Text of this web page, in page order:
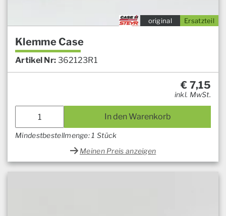
Ersatzteil
original
Klemme Case
Artikel Nr: 362123R1
€ 7,15
inkl. MwSt.
In den Warenkorb
Mindestbestellmenge: 1 Stück
Meinen Preis anzeigen